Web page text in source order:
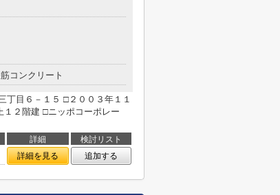
コンクリート
丁目６－１５ □２００３年１１
２階建 □ニッポコーポレー
詳細
検討リスト
詳細を見る 追加する